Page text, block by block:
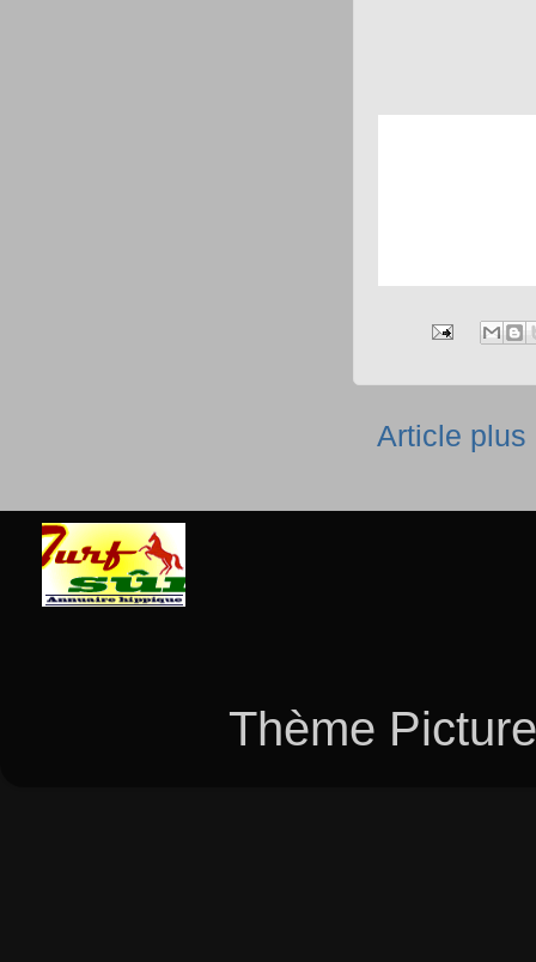
Article plus
Thème